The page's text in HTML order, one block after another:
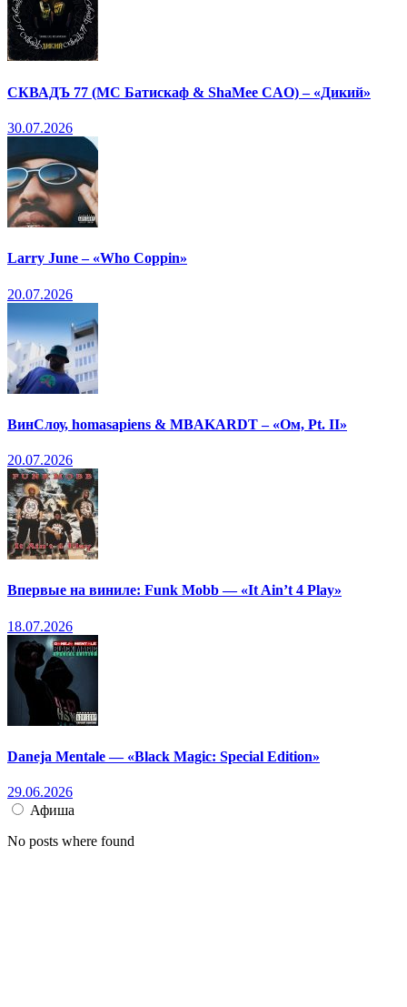
СКВАДЪ 77 (МС Батискаф & ShaMee CAO) – «Дикий»
30.07.2026
Larry June – «Who Coppin»
20.07.2026
ВинСлоу, homasapiens & MBAKARDT – «Ом, Pt. II»
20.07.2026
Впервые на виниле: Funk Mobb — «It Ain’t 4 Play»
18.07.2026
Daneja Mentale — «Black Magic: Special Edition»
29.06.2026
Афиша
No posts where found